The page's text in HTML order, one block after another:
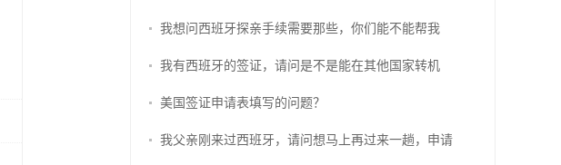
我想问西班牙探亲手续需要那些，你们能不能帮我
我有西班牙的签证，请问是不是能在其他国家转机
美国签证申请表填写的问题？
我父亲刚来过西班牙，请问想马上再过来一趟，申请